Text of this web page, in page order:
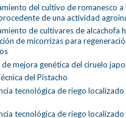
del cultivo de romanesco a
de una actividad
de cultivares de alcachofa
de micorrizas para
mejora genética del ciruelo
del Pistacho
tecnológica de riego
tecnológica de riego